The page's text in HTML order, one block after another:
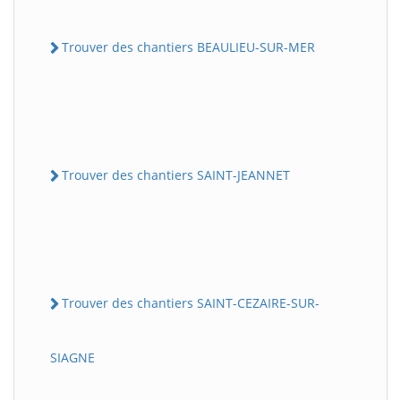
Trouver des chantiers BEAULIEU-SUR-MER
Trouver des chantiers SAINT-JEANNET
Trouver des chantiers SAINT-CEZAIRE-SUR-
SIAGNE